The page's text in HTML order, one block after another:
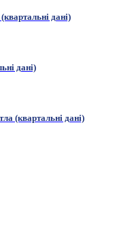
дані)
дані)
(квартальні дані)